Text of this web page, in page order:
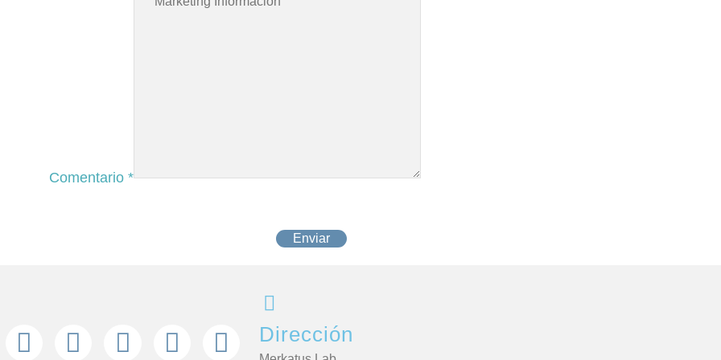
Comentario *
Enviar
Dirección